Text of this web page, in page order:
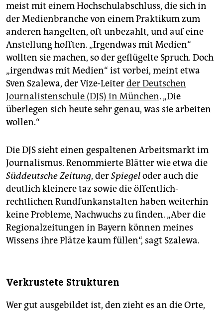
meist mit einem Hochschulabschluss, die sich in
der Medienbranche von einem Praktikum zum
anderen hangelten, oft unbezahlt, und auf eine
Anstellung hofften. „Irgendwas mit Medien“
wollten sie machen, so der geflügelte Spruch. Doch
„irgendwas mit Medien“ ist vorbei, meint etwa
Sven Szalewa, der Vize-Leiterder Deutschen
Journalistenschule (DJS) in München. „Die
überlegen sich heute sehr genau, was sie arbeiten
wollen.“
Die DJS sieht einen gespaltenen Arbeitsmarkt im
Journalismus. Renommierte Blätter wie etwa die
Süddeutsche Zeitung, derSpiegeloder auch die
deutlich kleinere taz sowie die öffentlich-
rechtlichen Rundfunkanstalten haben weiterhin
keine Probleme, Nachwuchs zu finden. „Aber die
Regionalzeitungen in Bayern können meines
Wissens ihre Plätze kaum füllen“, sagt Szalewa.
Verkrustete Strukturen
Wer gut ausgebildet ist, den zieht es an die Orte,